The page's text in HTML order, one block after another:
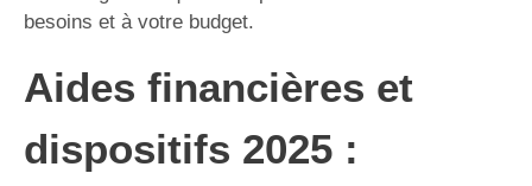
besoins et à votre budget.
Aides financières et
dispositifs 2025 :